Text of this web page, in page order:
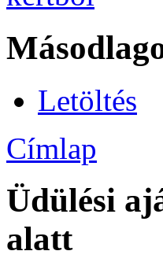
Letöltés
Címlap
Üdülési
alatt